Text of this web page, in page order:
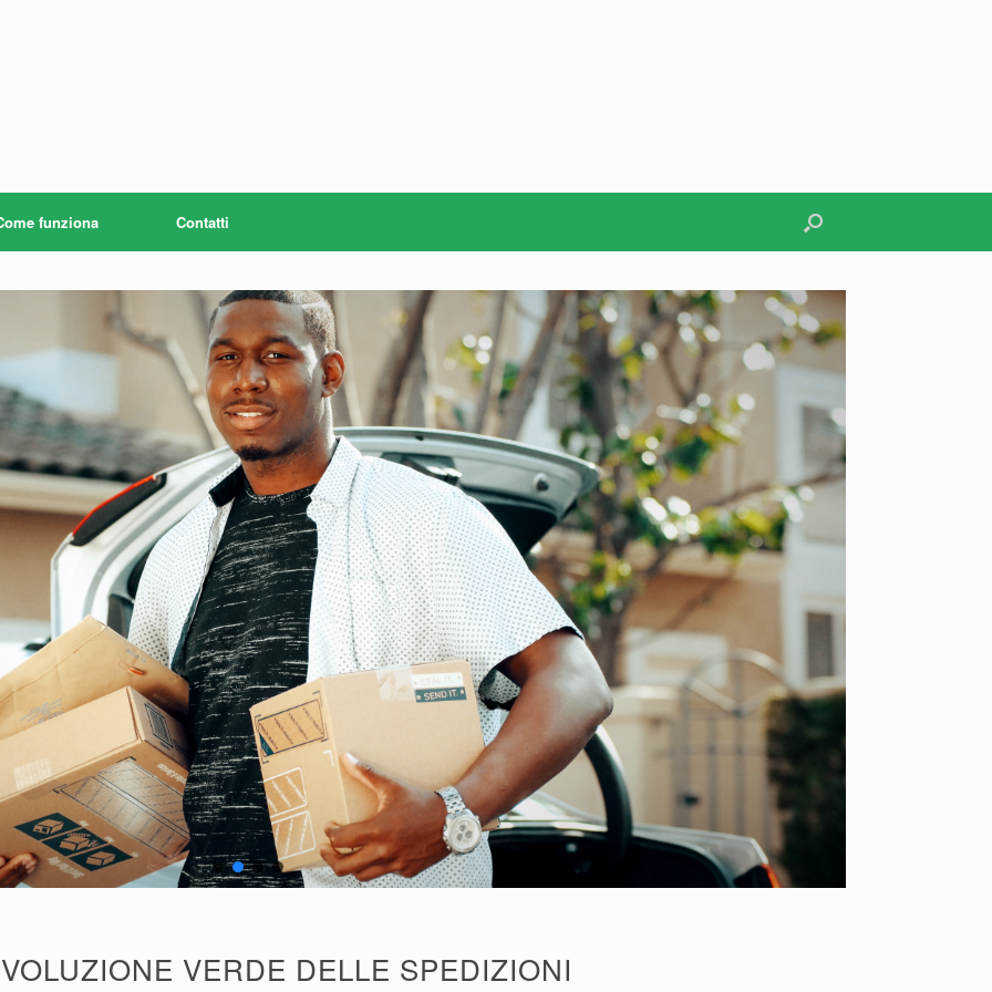
funziona Contatti
VERDE DELLE SPEDIZIONI